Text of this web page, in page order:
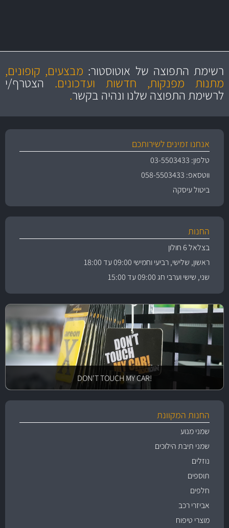
מקצועיות
ושירות מצויין
מחירים
הוגנים
והיצע מוצרים איכותירשימת התפוצה של אוטוסטור: מבצעים, קופונים,
מתנות מפנקות, חדשות ועדכונים.הצטרף/י
לרשימת התפוצה שלנו ונהיה בקשר.
אנחנו זמינים לשירותכם
טלפון: 03-5503433
ווטסאפ: 058-5503433
ביטול עיסקה
החנות
בצלאל 6 חולון
ראשון, שלישי, רביעי וחמישי 09:00 עד 18:00
שני, שישי וערבי חג 09:00 עד 15:00
!DON'T TOUCH MY CAR
החנות המקוונת
שמני מנוע
שמני תיבת הילוכים
נוזלים
תוספים
חלפים
אביזרי רכב
מוצרי טיפוח